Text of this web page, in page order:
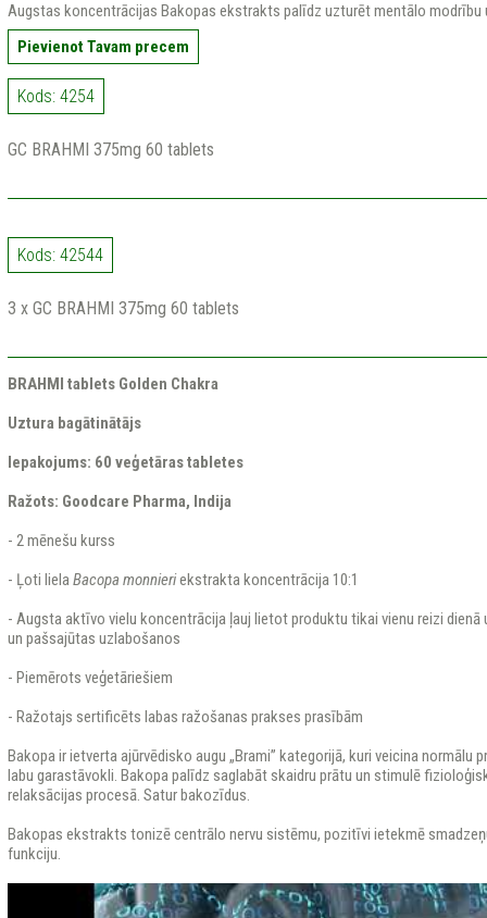
Augstas koncentrācijas Bakopas ekstrakts palīdz uzturēt mentālo modrību
Pievienot Tavam precem
Kods: 4254
GC BRAHMI 375mg 60 tablets
Kods: 42544
3 x GC BRAHMI 375mg 60 tablets
BRAHMI tablets Golden Chakra
Uztura bagātinātājs
Iepakojums: 60 veģetārastabletes
Ražots: Goodcare Pharma, Indija
- 2 mēnešu kurss
- Ļoti lielaBacopa monnieriekstrakta koncentrācija 10:1
- Augsta aktīvo vielu koncentrācija ļauj lietot produktu tikai vienu reizi
un pašsajūtas uzlabošanos
- Piemērots veģetāriešiem
- Ražotajs sertificēts labas ražošanas prakses prasībām
Bakopa ir ietverta ajūrvēdisko augu „Brami” kategorijā, kuri veicina normālu
labu garastāvokli. Bakopa palīdz saglabāt skaidru prātu un stimulē
relaksācijas procesā. Satur bakozīdus.
Bakopas ekstrakts tonizē centrālo nervu sistēmu, pozitīvi ietekmē
funkciju.